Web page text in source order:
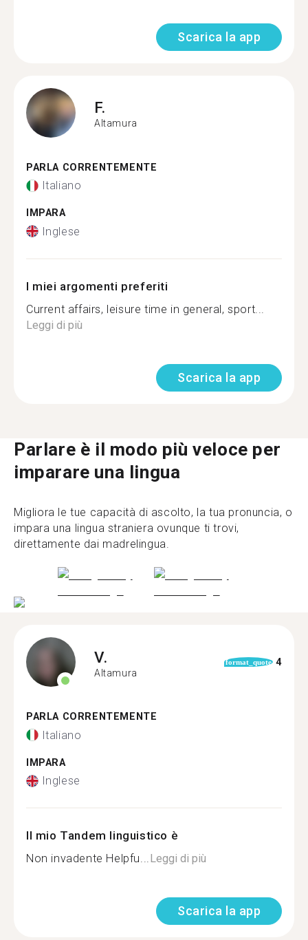
Scarica la app
F.
Altamura
PARLA CORRENTEMENTE
Italiano
IMPARA
Inglese
I miei argomenti preferiti
Current affairs, leisure time in general, sport...
Leggi di più
Scarica la app
Parlare è il modo più veloce per
imparare una lingua
Migliora le tue capacità di ascolto, la tua pronuncia, o
impara una lingua straniera ovunque ti trovi,
direttamente dai madrelingua.
V.
Altamura
format_quote 4
PARLA CORRENTEMENTE
Italiano
IMPARA
Inglese
Il mio Tandem linguistico è
Non invadente Helpfu...Leggi di più
Scarica la app